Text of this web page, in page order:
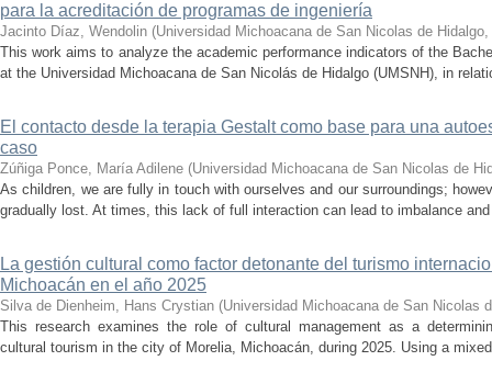
para la acreditación de programas de ingeniería
Jacinto Díaz, Wendolin (Universidad Michoacana de San Nicolas de Hidalgo,
This work aims to analyze the academic performance indicators of the
at the Universidad Michoacana de San Nicolás de Hidalgo (UMSNH), in
El contacto desde la terapia Gestalt como base para una
caso
Zúñiga Ponce, María Adilene (Universidad Michoacana de San Nicolas de
As children, we are fully in touch with ourselves and our surroundings;
gradually lost. At times, this lack of full interaction can lead to imbalance
La gestión cultural como factor detonante del turismo
Michoacán en el año 2025
Silva de Dienheim, Hans Crystian (Universidad Michoacana de San Nicolas
This research examines the role of cultural management as a
cultural tourism in the city of Morelia, Michoacán, during 2025. Using a